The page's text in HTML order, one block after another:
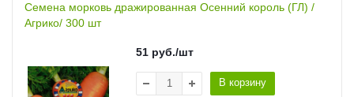
Семена морковь дражированная Осенний король (ГЛ) /
Агрико/ 300 шт
51 руб./шт
В корзину